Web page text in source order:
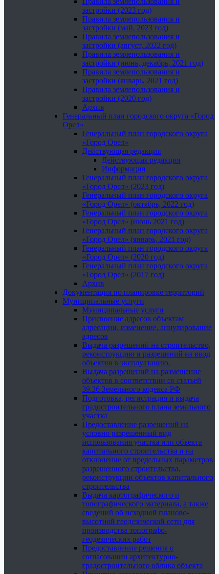
застройки (2023 год)
Правила землепользования и
застройки (май, 2023 год)
Правила землепользования и
застройки (август, 2022 год)
Правила землепользования и
застройки (июнь, декабрь, 2021 год)
Правила землепользования и
застройки (январь, 2021 год)
Правила землепользования и
застройки (2020 год)
Архив
Генеральный план городского округа «Город
Орел»
Генеральный план городского округа
«Город Орел»
Действующая редакция
Действующая редакция
Информация
Генеральный план городского округа
«Город Орел» (2023 год)
Генеральный план городского округа
«Город Орел» (октябрь, 2022 год)
Генеральный план городского округа
«Город Орел» (июнь 2021 год)
Генеральный план городского округа
«Город Орел» (январь, 2021 год)
Генеральный план городского округа
«Город Орел» (2020 год)
Генеральный план городского округа
«Город Орел» (2017 год)
Архив
Документация по планировке территорий
Муниципальные услуги
Муниципальные услуги
Присвоение адресов объектам
адресации, изменение, аннулирование
адресов
Выдача разрешений на строительство,
реконструкцию и разрешений на ввод
объектов в эксплуатацию.
Выдача разрешений на размещение
объектов в соответствии со статьей
39.36 Земельного кодекса РФ
Подготовка, регистрация и выдача
градостроительного плана земельного
участка
Предоставление разрешений на
условно разрешенный вид
использования участка или объекта
капитального строительства и на
отклонение от предельных параметров
разрешенного строительства,
реконструкции объектов капитального
строительства
Выдача картографического и
топографического материала, а также
сведений об исходной планово-
высотной геодезической сети для
производства топографо-
геодезических работ
Предоставление решения о
согласовании архитектурно-
градостроительного облика объекта